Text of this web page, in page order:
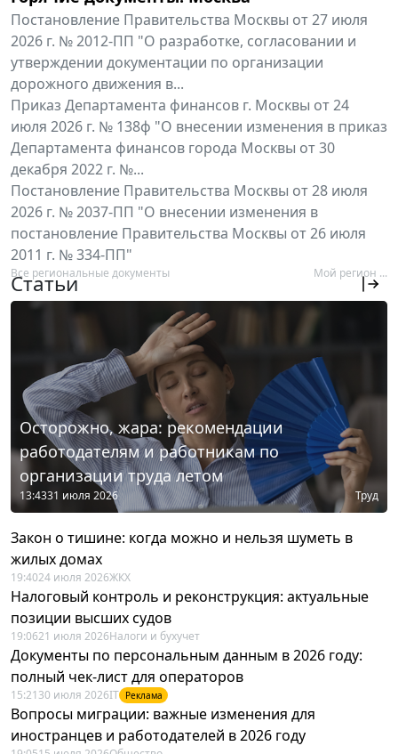
Постановление Правительства Москвы от 27 июля
2026 г. № 2012-ПП "О разработке, согласовании и
утверждении документации по организации
дорожного движения в...
Приказ Департамента финансов г. Москвы от 24
июля 2026 г. № 138ф "О внесении изменения в приказ
Департамента финансов города Москвы от 30
декабря 2022 г. №...
Постановление Правительства Москвы от 28 июля
2026 г. № 2037-ПП "О внесении изменения в
постановление Правительства Москвы от 26 июля
2011 г. № 334-ПП"
Все региональные документы Мой регион ...
Статьи
Осторожно, жара: рекомендации
работодателям и работникам по
организации труда летом
13:4331 июля 2026 Труд
Закон о тишине: когда можно и нельзя шуметь в
жилых домах
19:4024 июля 2026ЖКХ
Налоговый контроль и реконструкция: актуальные
позиции высших судов
19:0621 июля 2026Налоги и бухучет
Документы по персональным данным в 2026 году:
полный чек-лист для операторов
15:21 30 июля 2026IT Реклама
Вопросы миграции: важные изменения для
иностранцев и работодателей в 2026 году